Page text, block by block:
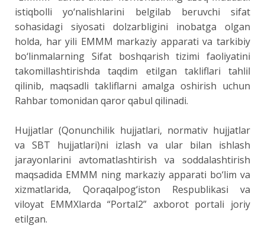
istiqbolli yo‘nalishlarini belgilab beruvchi sifat
sohasidagi siyosati dolzarbligini inobatga olgan
holda, har yili EMMM markaziy apparati va tarkibiy
bo‘linmalarning Sifat boshqarish tizimi faoliyatini
takomillashtirishda taqdim etilgan takliflari tahlil
qilinib, maqsadli takliflarni amalga oshirish uchun
Rahbar tomonidan qaror qabul qilinadi.
Hujjatlar (Qonunchilik hujjatlari, normativ hujjatlar
va SBT hujjatlari)ni izlash va ular bilan ishlash
jarayonlarini avtomatlashtirish va soddalashtirish
maqsadida EMMM ning markaziy apparati bo‘lim va
xizmatlarida, Qoraqalpog‘iston Respublikasi va
viloyat EMMXlarda “Portal2” axborot portali joriy
etilgan.